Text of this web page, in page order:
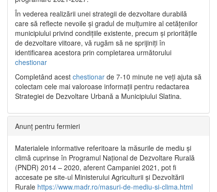
În vederea realizării unei strategii de dezvoltare durabilă
care să reflecte nevoile și gradul de mulțumire al cetățenilor
municipiului privind condițiile existente, precum și prioritățile
de dezvoltare viitoare, vă rugăm să ne sprijiniți în
identificarea acestora prin completarea următorului
chestionar
Completând acest chestionar de 7-10 minute ne veți ajuta să
colectam cele mai valoroase informații pentru redactarea
Strategiei de Dezvoltare Urbană a Municipiului Slatina.
Anunț pentru fermieri
Materialele informative referitoare la măsurile de mediu și
climă cuprinse în Programul Național de Dezvoltare Rurală
(PNDR) 2014 – 2020, aferent Campaniei 2021, pot fi
accesate pe site-ul Ministerului Agriculturii și Dezvoltării
Rurale https://www.madr.ro/masuri-de-mediu-si-clima.html